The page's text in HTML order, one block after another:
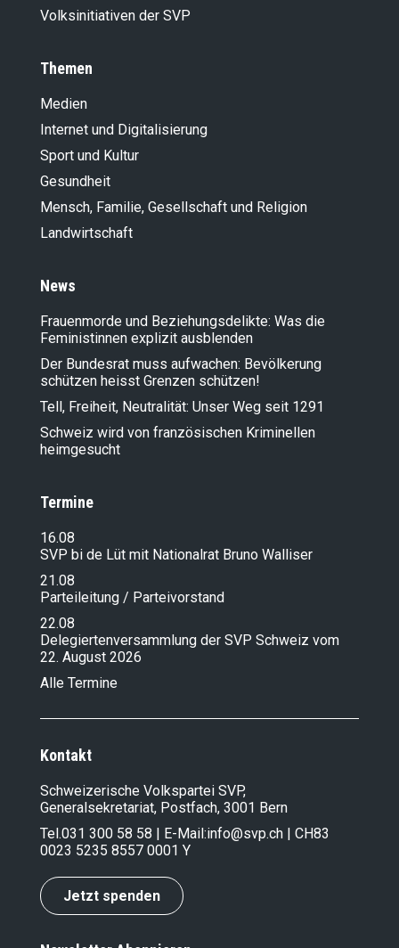
Volksinitiativen der SVP
Themen
Medien
Internet und Digitalisierung
Sport und Kultur
Gesundheit
Mensch, Familie, Gesellschaft und Religion
Landwirt­schaft
News
Frauenmorde und Beziehungsdelikte: Was die
Feministinnen explizit ausblenden
Der Bundesrat muss aufwachen: Bevölkerung
schützen heisst Grenzen schützen!
Tell, Freiheit, Neutralität: Unser Weg seit 1291
Schweiz wird von französischen Kriminellen
heimgesucht
Termine
16.08
SVP bi de Lüt mit Nationalrat Bruno Walliser
21.08
Parteileitung / Parteivorstand
22.08
Delegiertenversammlung der SVP Schweiz vom
22. August 2026
Alle Termine
Kontakt
Schweizerische Volkspartei SVP,
Generalsekretariat, Postfach, 3001 Bern
Tel.031 300 58 58 | E-Mail:info@svp.ch | CH83
0023 5235 8557 0001 Y
Jetzt spenden